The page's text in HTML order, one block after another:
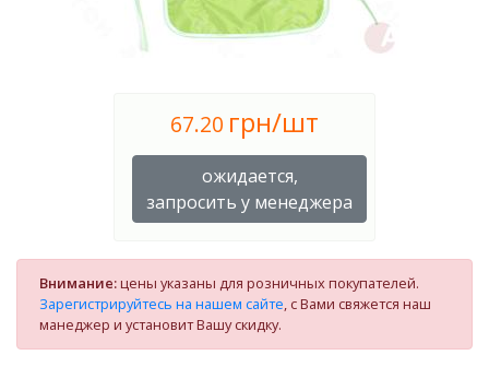
67.20 грн/шт
ожидается,
запросить у менеджера
Внимание:цены указаны для розничных покупателей.
Зарегистрируйтесь на нашем сайте, с Вами свяжется наш
манеджер и установит Вашу скидку.